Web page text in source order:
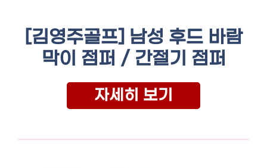
[김영주골프] 남성 후드 바람
막이 점퍼 / 간절기 점퍼
자세히 보기